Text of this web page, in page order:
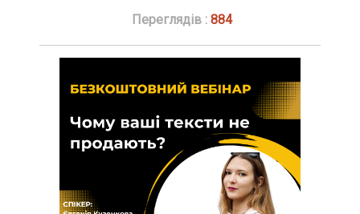
Переглядів : 884